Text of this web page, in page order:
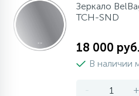
Зеркало
TCH-SND
18 000 руб.
В наличии
- +